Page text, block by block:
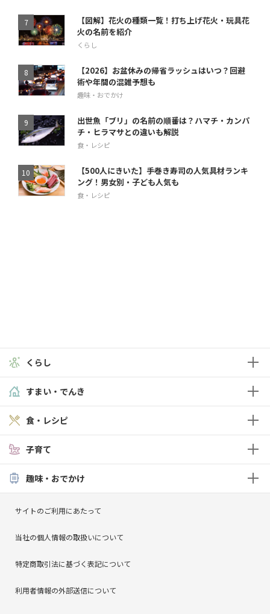
【図解】花火の種類一覧！打ち上げ花火・玩具花
火の名前を紹介
くらし
【2026】お盆休みの帰省ラッシュはいつ？回避
術や年間の混雑予想も
趣味・おでかけ
出世魚「ブリ」の名前の順番は？ハマチ・カンパ
チ・ヒラマサとの違いも解説
食・レシピ
【500人にきいた】手巻き寿司の人気具材ランキ
ング！男女別・子ども人気も
食・レシピ
くらし
すまい・でんき
食・レシピ
子育て
趣味・おでかけ
サイトのご利用にあたって
当社の個人情報の取扱いについて
特定商取引法に基づく表記について
利用者情報の外部送信について